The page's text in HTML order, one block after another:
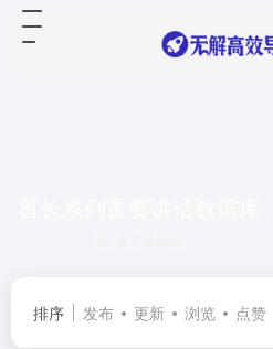
排序 发布 更新 浏览 点赞